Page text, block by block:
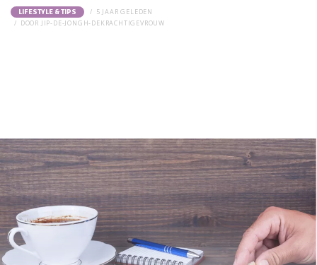
LIFESTYLE & TIPS
5 JAAR GELEDEN
DOOR JIP-DE-JONGH-DEKRACHTIGEVROUW